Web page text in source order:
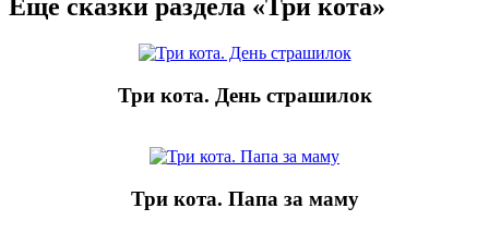
Еще сказки раздела «Три кота»
Три кота. День страшилок
Три кота. Папа за маму